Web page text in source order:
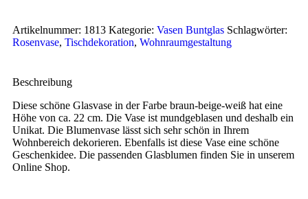
Artikelnummer: 1813 Kategorie: Vasen Buntglas Schlagwörter:
Rosenvase, Tischdekoration, Wohnraumgestaltung
Beschreibung
Diese schöne Glasvase in der Farbe braun-beige-weiß hat eine
Höhe von ca. 22 cm. Die Vase ist mundgeblasen und deshalb ein
Unikat. Die Blumenvase lässt sich sehr schön in Ihrem
Wohnbereich dekorieren. Ebenfalls ist diese Vase eine schöne
Geschenkidee. Die passenden Glasblumen finden Sie in unserem
Online Shop.